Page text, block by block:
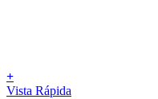
+
Vista Rápida